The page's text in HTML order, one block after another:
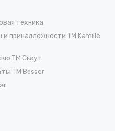
техника
и принадлежности TM Kamille
TM Скаут
TM Besser